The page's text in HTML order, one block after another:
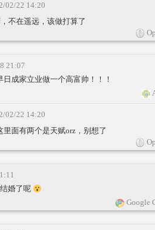
02/22 14:20
不在遥远，该做打算了
21:07
日成家立业做一个高富帅！！！
02/22 14:20
里面有两个是天赋orz，别想了
婚了呢
Google